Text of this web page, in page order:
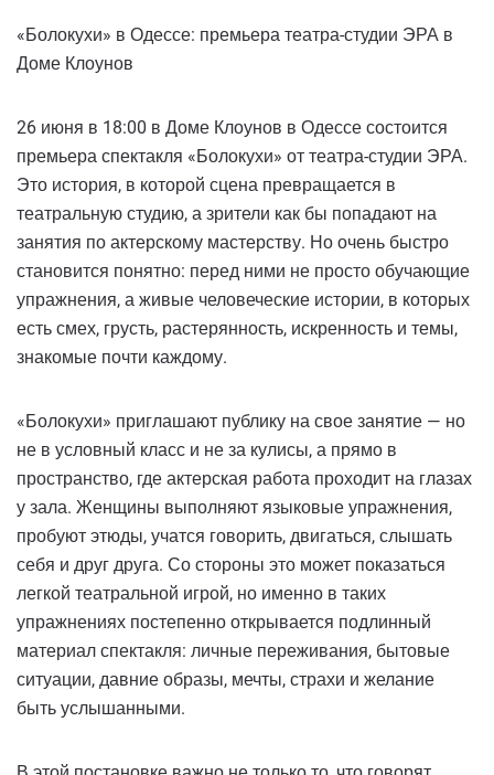
«Болокухи» в Одессе: премьера театра-студии ЭРА в
Доме Клоунов
26 июня в 18:00 в Доме Клоунов в Одессе состоится
премьера спектакля «Болокухи» от театра-студии ЭРА.
Это история, в которой сцена превращается в
театральную студию, а зрители как бы попадают на
занятия по актерскому мастерству. Но очень быстро
становится понятно: перед ними не просто обучающие
упражнения, а живые человеческие истории, в которых
есть смех, грусть, растерянность, искренность и темы,
знакомые почти каждому.
«Болокухи» приглашают публику на свое занятие — но
не в условный класс и не за кулисы, а прямо в
пространство, где актерская работа проходит на глазах
у зала. Женщины выполняют языковые упражнения,
пробуют этюды, учатся говорить, двигаться, слышать
себя и друг друга. Со стороны это может показаться
легкой театральной игрой, но именно в таких
упражнениях постепенно открывается подлинный
материал спектакля: личные переживания, бытовые
ситуации, давние образы, мечты, страхи и желание
быть услышанными.